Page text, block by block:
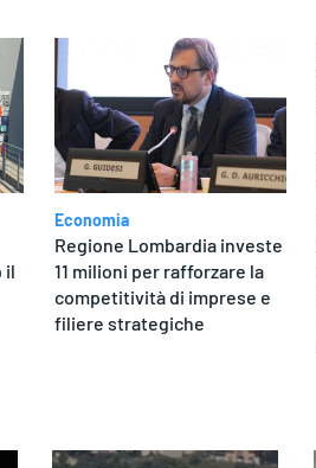
il
Economia
Regione Lombardia investe
11 milioni per rafforzare la
competitività di imprese e
filiere strategiche